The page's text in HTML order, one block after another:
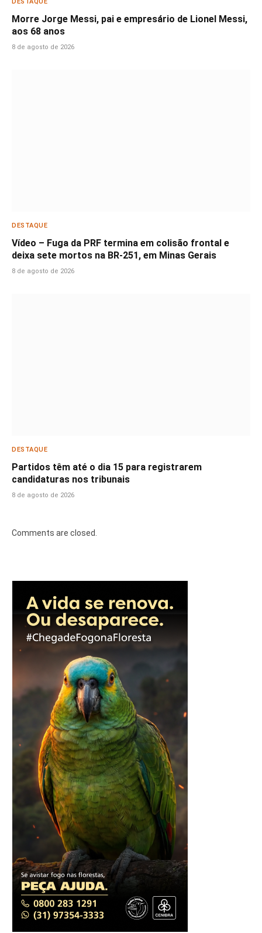
DESTAQUE
Morre Jorge Messi, pai e empresário de Lionel Messi,
aos 68 anos
8 de agosto de 2026
DESTAQUE
Vídeo – Fuga da PRF termina em colisão frontal e
deixa sete mortos na BR-251, em Minas Gerais
8 de agosto de 2026
DESTAQUE
Partidos têm até o dia 15 para registrarem
candidaturas nos tribunais
8 de agosto de 2026
Comments are closed.